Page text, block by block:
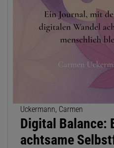
Uckermann, Carmen
Digital Balance:
achtsame